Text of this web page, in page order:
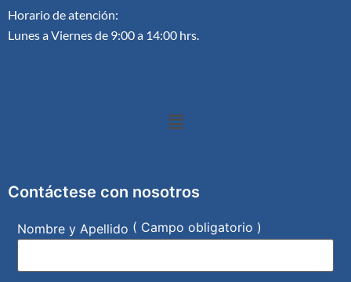
Horario de atención:
Lunes a Viernes de 9:00 a 14:00 hrs.
Contáctese con nosotros
Nombre y Apellido ( Campo obligatorio )